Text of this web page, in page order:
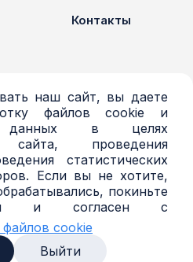
наш сайт, вы даете
файлов cookie и
данных в целях
сайта, проведения
статистических
Если вы не хотите,
покиньте
и согласен с
cookie
Выйти
Контакты
система AZUR. Все
защищены.
обработки
данных